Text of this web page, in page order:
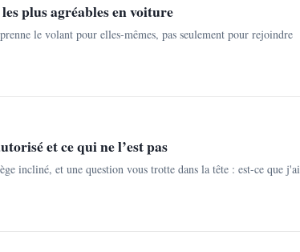
plus agréables en voiture
le volant pour elles-mêmes, pas seulement pour rejoindre
et ce qui ne l’est pas
incliné, et une question vous trotte dans la tête : est-ce que j'ai